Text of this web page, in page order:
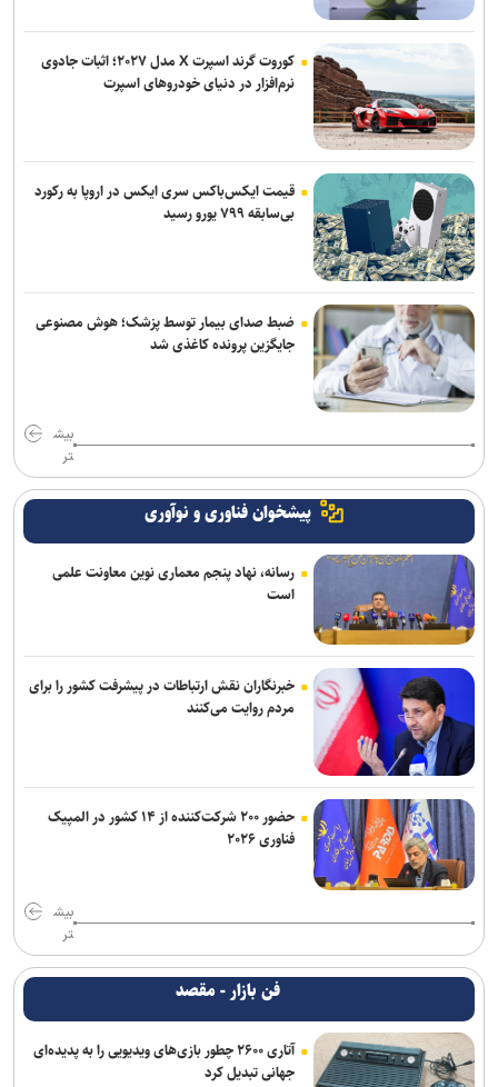
کوروت گرند اسپرت X مدل ۲۰۲۷؛ اثبات جادوی
نرم‌افزار در دنیای خودروهای اسپرت
قیمت ایکس‌باکس سری ایکس در اروپا به رکورد
بی‌سابقه ۷۹۹ یورو رسید
ضبط صدای بیمار توسط پزشک؛ هوش مصنوعی
جایگزین پرونده کاغذی شد
بیش
تر
پیشخوان فناوری و نوآوری
رسانه، نهاد پنجم معماری نوین معاونت علمی
است
خبرنگاران نقش ارتباطات در پیشرفت کشور را برای
مردم روایت می‌کنند
حضور ۲۰۰ شرکت‌کننده از ۱۴ کشور در المپیک
فناوری ۲۰۲۶
بیش
تر
فن بازار - مقصد
آتاری ۲۶۰۰ چطور بازی‌های ویدیویی را به پدیده‌ای
جهانی تبدیل کرد